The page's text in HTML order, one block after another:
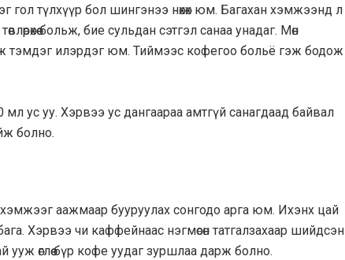
гол түлхүүр бол шингэнээ нөхөх юм. Багахан хэмжээнд л
больж, бие сульдан сэтгэл санаа унадаг. Мөн
тэмдэг илэрдэг юм. Тиймээс кофегоо больё гэж бодож
мл ус уу. Хэрвээ ус дангаараа амтгүй санагдаад байвал
болно.
аажмаар бууруулах сонгодо арга юм. Ихэнх цай
Хэрвээ чи каффейнаас нэгмөсөн татгалзахаар шийдсэн
өглөө бүр кофе уудаг зуршлаа дарж болно.